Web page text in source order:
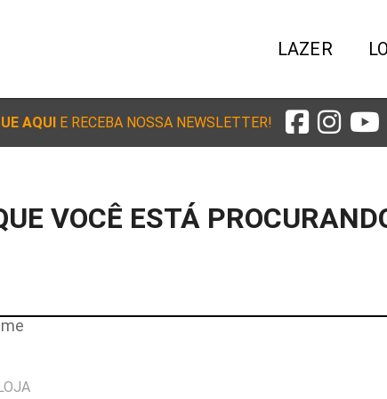
LAZER
AQUIE RECEBA NOSSA NEWSLETTER!
VOCÊ ESTÁ